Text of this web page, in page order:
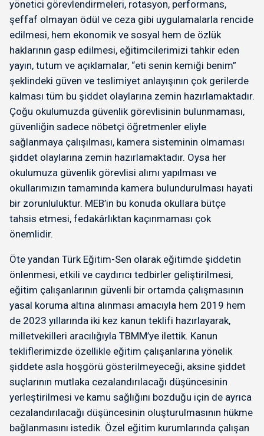
yönetici görevlendirmeleri, rotasyon, performans,
şeffaf olmayan ödül ve ceza gibi uygulamalarla rencide
edilmesi, hem ekonomik ve sosyal hem de özlük
haklarının gasp edilmesi, eğitimcilerimizi tahkir eden
yayın, tutum ve açıklamalar, “eti senin kemiği benim”
şeklindeki güven ve teslimiyet anlayışının çok gerilerde
kalması tüm bu şiddet olaylarına zemin hazırlamaktadır.
Çoğu okulumuzda güvenlik görevlisinin bulunmaması,
güvenliğin sadece nöbetçi öğretmenler eliyle
sağlanmaya çalışılması, kamera sisteminin olmaması
şiddet olaylarına zemin hazırlamaktadır. Oysa her
okulumuza güvenlik görevlisi alımı yapılması ve
okullarımızın tamamında kamera bulundurulması hayati
bir zorunluluktur. MEB’in bu konuda okullara bütçe
tahsis etmesi, fedakârlıktan kaçınmaması çok
önemlidir.
Öte yandan Türk Eğitim-Sen olarak eğitimde şiddetin
önlenmesi, etkili ve caydırıcı tedbirler geliştirilmesi,
eğitim çalışanlarının güvenli bir ortamda çalışmasının
yasal koruma altına alınması amacıyla hem 2019 hem
de 2023 yıllarında iki kez kanun teklifi hazırlayarak,
milletvekilleri aracılığıyla TBMM’ye ilettik. Kanun
tekliflerimizde özellikle eğitim çalışanlarına yönelik
şiddete asla hoşgörü gösterilmeyeceği, aksine şiddet
suçlarının mutlaka cezalandırılacağı düşüncesinin
yerleştirilmesi ve kamu sağlığını bozduğu için de ayrıca
cezalandırılacağı düşüncesinin oluşturulmasının hükme
bağlanmasını istedik. Özel eğitim kurumlarında çalışan